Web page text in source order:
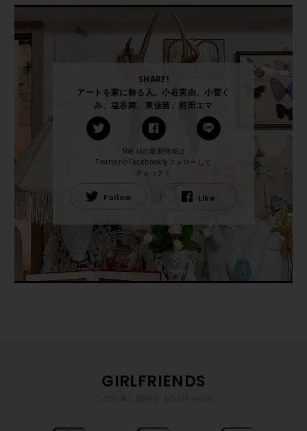
SHARE!
アートを家に飾る人。小谷実由、小菅く
み、塩谷舞、東佳苗、前田エマ
She isの最新情報は
TwitterやFacebookをフォローして
チェック！
Follow Like
GIRLFRIENDS